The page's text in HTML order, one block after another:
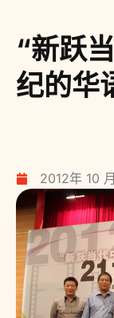
“新跃
纪的华
2012年 10